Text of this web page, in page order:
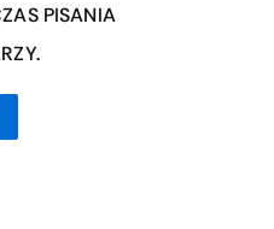
PISANIA